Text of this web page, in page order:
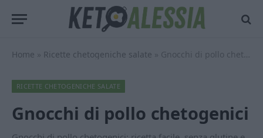
Home » Ricette chetogeniche salate » Gnocchi di pollo chetogenici
RICETTE CHETOGENICHE SALATE
Gnocchi di pollo chetogenici